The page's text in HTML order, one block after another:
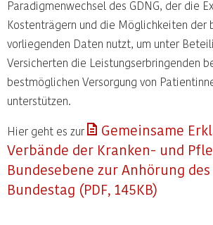
Paradigmenwechsel des GDNG, der die
Kostenträgern und die Möglichkeiten der
vorliegenden Daten nutzt, um unter
Versicherten die Leistungserbringenden
bestmöglichen Versorgung von
unterstützen.
Hier geht es zur
Gemeinsame
Verbände der Kranken- und
Bundesebene zur Anhörung des
Bundestag (PDF, 145KB)